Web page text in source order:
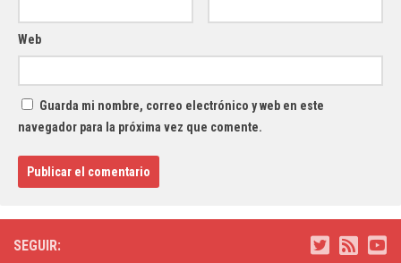
Web
Guarda mi nombre, correo electrónico y web en este
navegador para la próxima vez que comente.
SEGUIR: